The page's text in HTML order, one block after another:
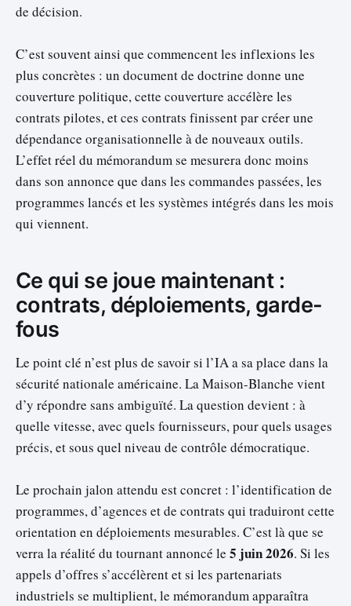
de décision.
C’est souvent ainsi que commencent les inflexions les
plus concrètes : un document de doctrine donne une
couverture politique, cette couverture accélère les
contrats pilotes, et ces contrats finissent par créer une
dépendance organisationnelle à de nouveaux outils.
L’effet réel du mémorandum se mesurera donc moins
dans son annonce que dans les commandes passées, les
programmes lancés et les systèmes intégrés dans les mois
qui viennent.
Ce qui se joue maintenant :
contrats, déploiements, garde-
fous
Le point clé n’est plus de savoir si l’IA a sa place dans la
sécurité nationale américaine. La Maison-Blanche vient
d’y répondre sans ambiguïté. La question devient : à
quelle vitesse, avec quels fournisseurs, pour quels usages
précis, et sous quel niveau de contrôle démocratique.
Le prochain jalon attendu est concret : l’identification de
programmes, d’agences et de contrats qui traduiront cette
orientation en déploiements mesurables. C’est là que se
verra la réalité du tournant annoncé le 5 juin 2026. Si les
appels d’offres s’accélèrent et si les partenariats
industriels se multiplient, le mémorandum apparaîtra